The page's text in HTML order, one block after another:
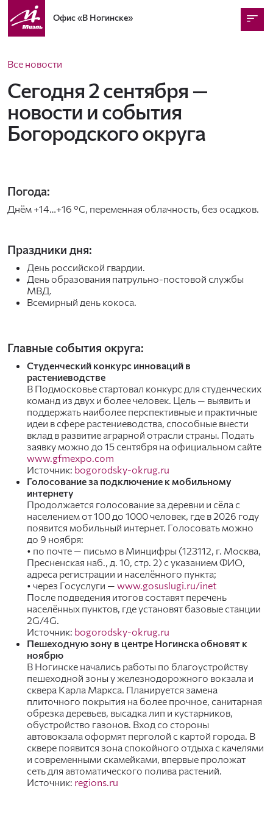
Офис«В Ногинске»
Все новости
Сегодня 2 сентября —
новости и события
Богородского округа
Погода:
Днём +14…+16 °C, переменная облачность, без осадков.
Праздники дня:
День российской гвардии.
День образования патрульно-постовой службы
МВД.
Всемирный день кокоса.
Главные события округа:
Студенческий конкурс инноваций в
растениеводстве
В Подмосковье стартовал конкурс для студенческих
команд из двух и более человек. Цель — выявить и
поддержать наиболее перспективные и практичные
идеи в сфере растениеводства, способные внести
вклад в развитие аграрной отрасли страны. Подать
заявку можно до 15 сентября на официальном сайте
www.gfmexpo.com
Источник: bogorodsky-okrug.ru
Голосование за подключение к мобильному
интернету
Продолжается голосование за деревни и сёла с
населением от 100 до 1000 человек, где в 2026 году
появится мобильный интернет. Голосовать можно
до 9 ноября:
• по почте — письмо в Минцифры (123112, г. Москва,
Пресненская наб., д. 10, стр. 2) с указанием ФИО,
адреса регистрации и населённого пункта;
• через Госуслуги — www.gosuslugi.ru/inet
После подведения итогов составят перечень
населённых пунктов, где установят базовые станции
2G/4G.
Источник: bogorodsky-okrug.ru
Пешеходную зону в центре Ногинска обновят к
ноябрю
В Ногинске начались работы по благоустройству
пешеходной зоны у железнодорожного вокзала и
сквера Карла Маркса. Планируется замена
плиточного покрытия на более прочное, санитарная
обрезка деревьев, высадка лип и кустарников,
обустройство газонов. Вход со стороны
автовокзала оформят перголой с картой города. В
сквере появится зона спокойного отдыха с качелями
и современными скамейками, впервые проложат
сеть для автоматического полива растений.
Источник: regions.ru